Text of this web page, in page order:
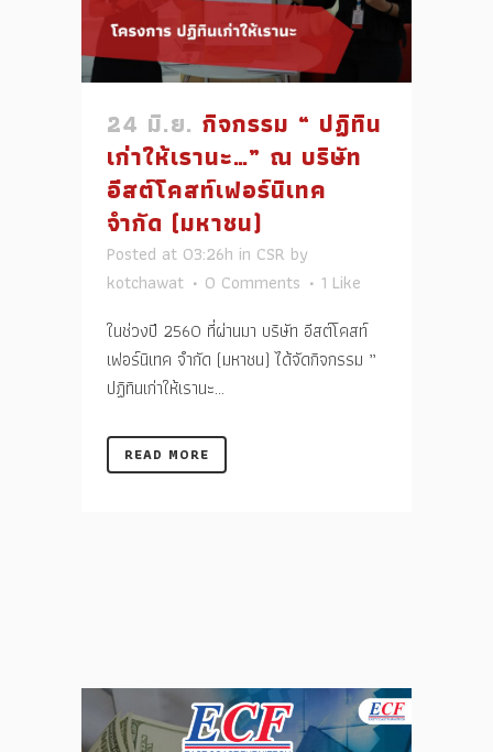
24 มิ.ย. กิจกรรม “ ปฏิทิน
เก่าให้เรานะ…” ณ บริษัท
อีสต์โคสท์เฟอร์นิเทค
จำกัด (มหาชน)
Posted at 03:26h in CSR by
kotchawat
0 Comments 1 Like
ในช่วงปี 2560 ที่ผ่านมา บริษัท อีสต์โคสท์
เฟอร์นิเทค จำกัด (มหาชน) ได้จัดกิจกรรม ”
ปฏิทินเก่าให้เรานะ...
READ MORE